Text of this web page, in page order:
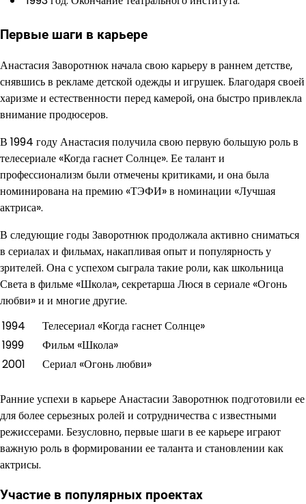
Первые шаги в карьере
Анастасия Заворотнюк начала свою карьеру в раннем детстве,
снявшись в рекламе детской одежды и игрушек. Благодаря своей
харизме и естественности перед камерой, она быстро привлекла
внимание продюсеров.
В 1994 году Анастасия получила свою первую большую роль в
телесериале «Когда гаснет Солнце». Ее талант и
профессионализм были отмечены критиками, и она была
номинирована на премию «ТЭФИ» в номинации «Лучшая
актриса».
В следующие годы Заворотнюк продолжала активно сниматься
в сериалах и фильмах, накапливая опыт и популярность у
зрителей. Она с успехом сыграла такие роли, как школьница
Света в фильме «Школа», секретарша Люся в сериале «Огонь
любви» и и многие другие.
1994
Телесериал «Когда гаснет Солнце»
1999
Фильм «Школа»
2001
Сериал «Огонь любви»
Ранние успехи в карьере Анастасии Заворотнюк подготовили ее
для более серьезных ролей и сотрудничества с известными
режиссерами. Безусловно, первые шаги в ее карьере играют
важную роль в формировании ее таланта и становлении как
актрисы.
Участие в популярных проектах